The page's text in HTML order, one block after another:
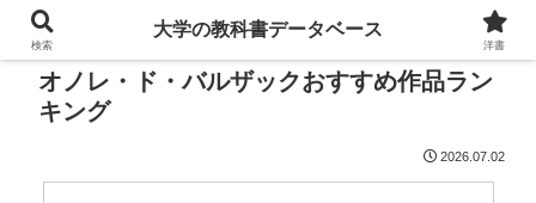
オノレ・ド・バルザックおすすめ作品ラン
キング
2026.07.02
検索
大学の教科書データベース
洋書